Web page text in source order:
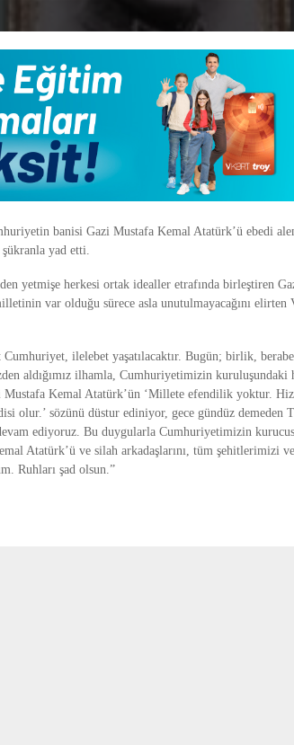
banisi Gazi Mustafa Kemal Atatürk’ü ebedi
yad etti.
yetmişe herkesi ortak idealler etrafında birleştiren
var olduğu sürece asla unutulmayacağını elirten
Cumhuriyet, ilelebet yaşatılacaktır. Bugün; birlik,
aldığımız ilhamla, Cumhuriyetimizin
Mustafa Kemal Atatürk’ün ‘Millete efendilik yoktur.
olur.’ sözünü düstur ediniyor, gece gündüz demeden
ediyoruz. Bu duygularla Cumhuriyetimizin
Atatürk’ü ve silah arkadaşlarını, tüm şehitlerimizi
Ruhları şad olsun.”